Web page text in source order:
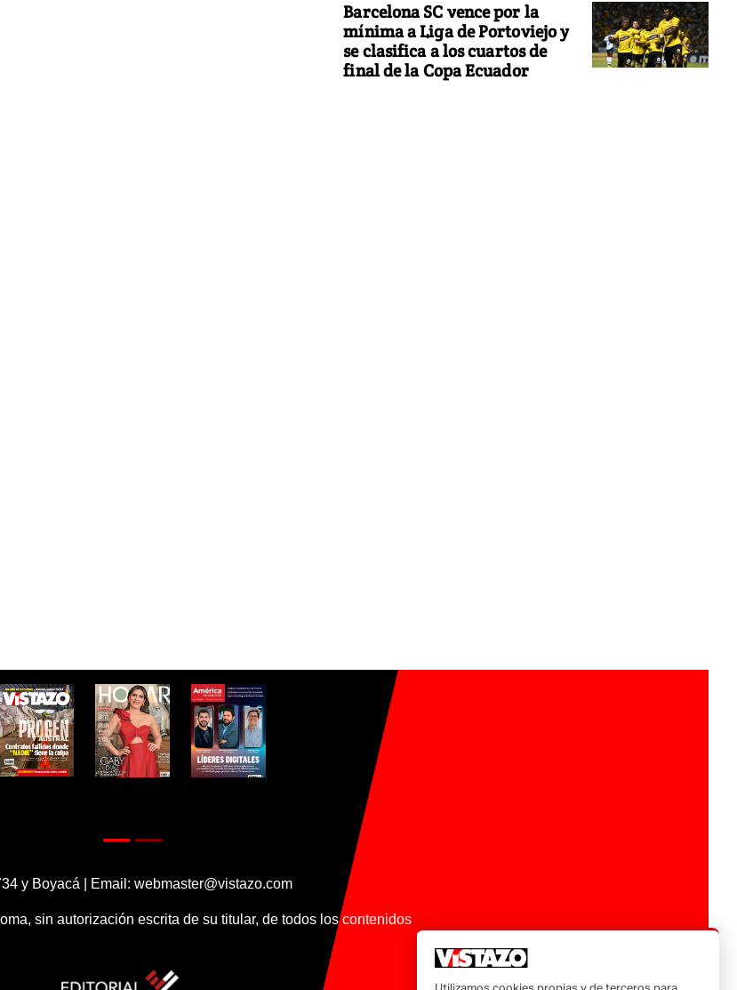
Barcelona SC vence por la
mínima a Liga de Portoviejo y
se clasifica a los cuartos de
final de la Copa Ecuador
y Boyacá | Email: webmaster@vistazo.com
sin autorización escrita de su titular, de todos los contenidos